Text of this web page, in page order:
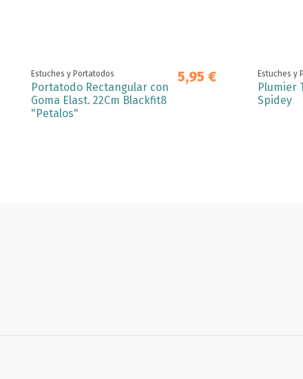
Estuches y Portatodos
Portatodo Rectangular con
Goma Elast. 22Cm Blackfit8
"Petalos"
5,95 € Estuches y
Plumier
Spidey